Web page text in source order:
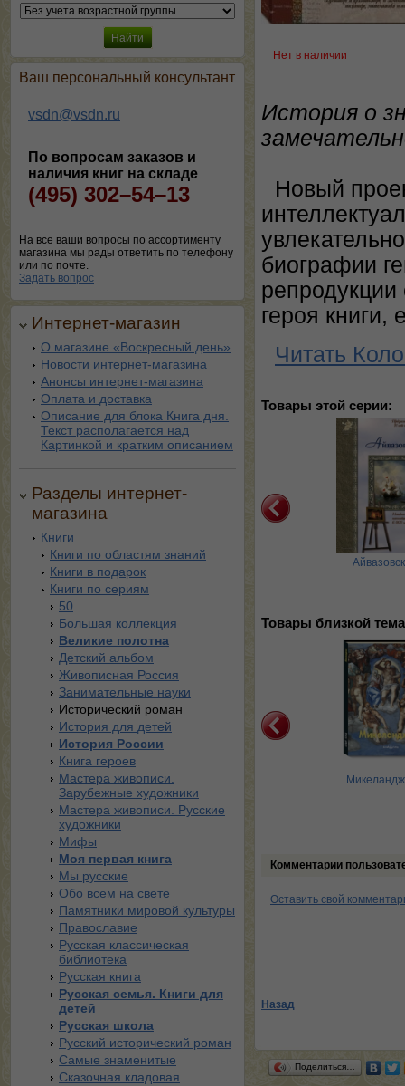
Ваш персональный консультант
vsdn@vsdn.ru
По вопросам заказов и
наличия книг на складе
(495) 302–54–13
На все ваши вопросы по ассортименту
магазина мы рады ответить по телефону
или по почте.
Задать вопрос
Интернет-магазин
О магазине «Воскресный день»
Новости интернет-магазина
Анонсы интернет-магазина
Оплата и доставка
Описание для блока Книга дня.
Текст располагается над
Картинкой и кратким описанием
Разделы интернет-
магазина
Книги
Книги по областям знаний
Книги в подарок
Книги по сериям
50
Большая коллекция
Великие полотна
Детский альбом
Живописная Россия
Занимательные науки
Исторический роман
История для детей
История России
Книга героев
Мастера живописи.
Зарубежные художники
Мастера живописи. Русские
художники
Мифы
Моя первая книга
Мы русские
Обо всем на свете
Памятники мировой культуры
Православие
Русская классическая
библиотека
Русская книга
Русская семья. Книги для
детей
Русская школа
Русский исторический роман
Самые знаменитые
Сказочная кладовая
Нет в наличии
История о
Новый
биографии
героя книги,
Читать
Товары этой серии:
звездочет. История
Улугбеке, великом
самар …
Шекспир или Укрощение
Товары близкой
А. «Божественная
комедия»
Сандро Боттичелли
Комментарии
Оставить свой
Назад
Поделиться…